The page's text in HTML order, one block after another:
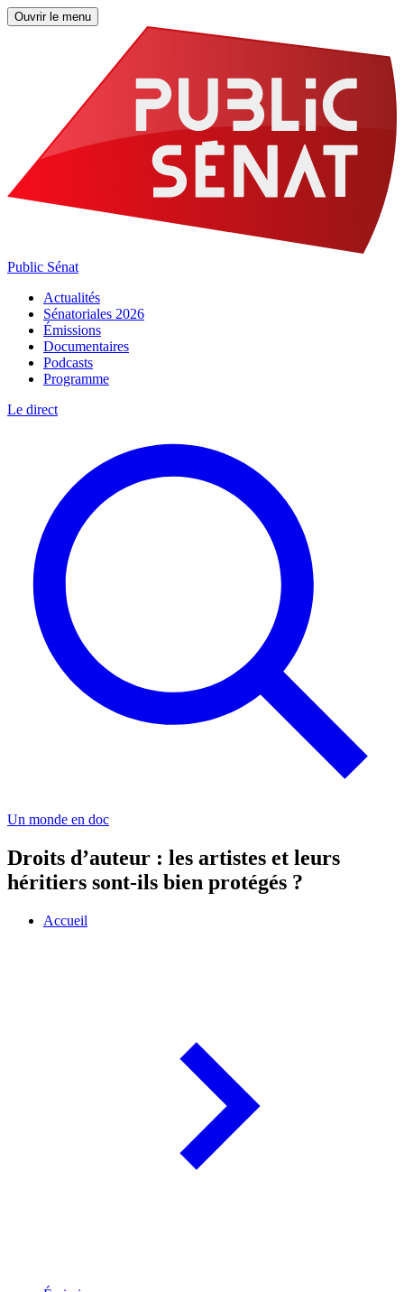
Ouvrir le menu
Public Sénat
Actualités
Sénatoriales 2026
Émissions
Documentaires
Podcasts
Programme
Le direct
Un monde en doc
Droits d’auteur : les artistes et leurs
héritiers sont-ils bien protégés ?
Accueil